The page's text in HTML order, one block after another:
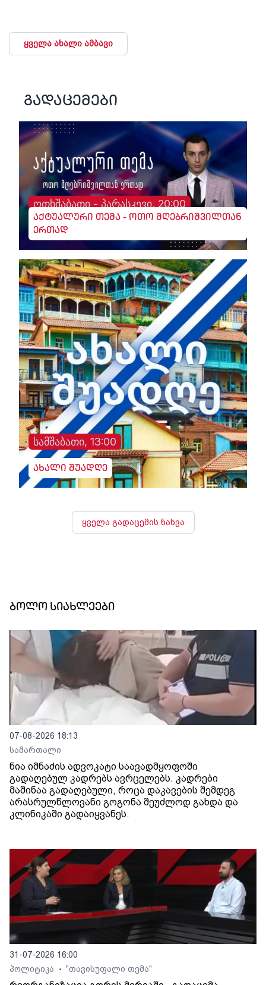
ყველა ახალი ამბავი
გადაცემები
ოთხშაბათი - პარასკევი, 20:00
აქტუალური თემა - ოთო მღებრიშვილთან
ერთად
სამშაბათი, 13:00
ახალი შუადღე
ყველა გადაცემის ნახვა
ბოლო სიახლეები
07-08-2026 18:13
სამართალი
ნია იმნაძის ადვოკატი საავადმყოფოში
გადაღებულ კადრებს ავრცელებს. კადრები
მაშინაა გადაღებული, როცა დაკავების შემდეგ
არასრულწლოვანი გოგონა შეუძლოდ გახდა და
კლინიკაში გადაიყვანეს.
31-07-2026 16:00
პოლიტიკა
• "თავისუფალი თემა"